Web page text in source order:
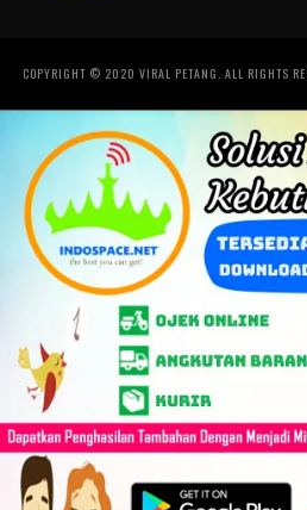
COPYRIGHT © 2020 VIRAL PETANG. ALL RIGHTS